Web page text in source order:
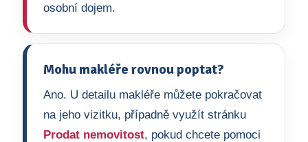
osobní dojem.
Mohu makléře rovnou poptat?
Ano. U detailu makléře můžete pokračovat
na jeho vizitku, případně využít stránku
Prodat nemovitost, pokud chcete pomoci